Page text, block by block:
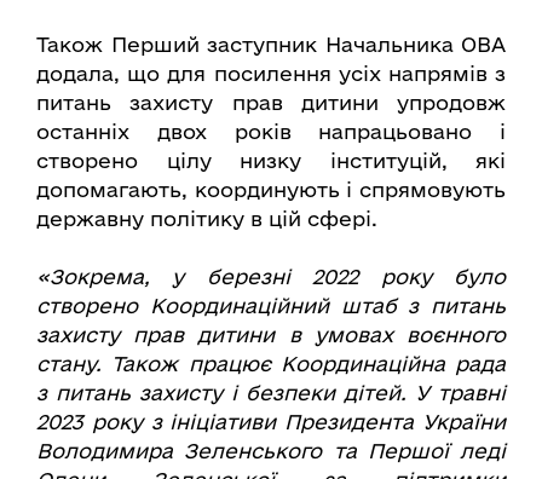
Також Перший заступник Начальника ОВА
додала, що для посилення усіх напрямів з
питань захисту прав дитини упродовж
останніх двох років напрацьовано і
створено цілу низку інституцій, які
допомагають, координують і спрямовують
державну політику в цій сфері.
«Зокрема, у березні 2022 року було
створено Координаційний штаб з питань
захисту прав дитини в умовах воєнного
стану. Також працює Координаційна рада
з питань захисту і безпеки дітей. У травні
2023 року з ініціативи Президента України
Володимира Зеленського та Першої леді